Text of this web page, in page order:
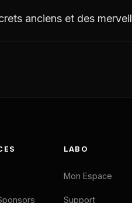
anciens et des
LABO
Mon Espace
Support